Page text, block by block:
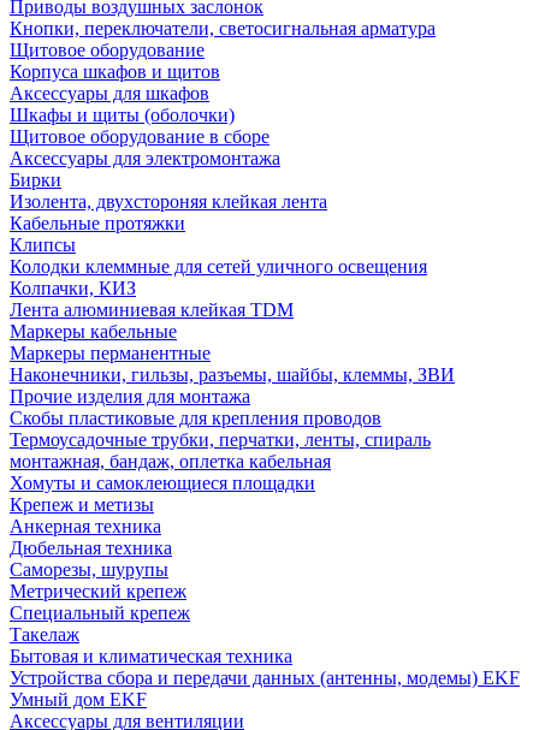
Приводы воздушных заслонок
Кнопки, переключатели, светосигнальная арматура
Щитовое оборудование
Корпуса шкафов и щитов
Аксессуары для шкафов
Шкафы и щиты (оболочки)
Щитовое оборудование в сборе
Аксессуары для электромонтажа
Бирки
Изолента, двухстороняя клейкая лента
Кабельные протяжки
Клипсы
Колодки клеммные для сетей уличного освещения
Колпачки, КИЗ
Лента алюминиевая клейкая TDM
Маркеры кабельные
Маркеры перманентные
Наконечники, гильзы, разъемы, шайбы, клеммы, ЗВИ
Прочие изделия для монтажа
Скобы пластиковые для крепления проводов
Термоусадочные трубки, перчатки, ленты, спираль
монтажная, бандаж, оплетка кабельная
Хомуты и самоклеющиеся площадки
Крепеж и метизы
Анкерная техника
Дюбельная техника
Саморезы, шурупы
Метрический крепеж
Специальный крепеж
Такелаж
Бытовая и климатическая техника
Устройства сбора и передачи данных (антенны, модемы) EKF
Умный дом EKF
Аксессуары для вентиляции